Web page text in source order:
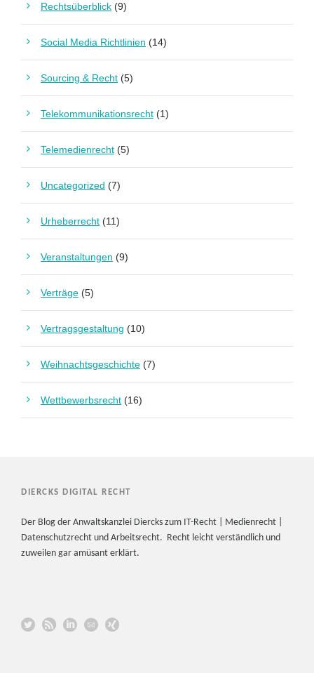
Rechtsüberblick (9)
Social Media Richtlinien (14)
Sourcing & Recht (5)
Telekommunikationsrecht (1)
Telemedienrecht (5)
Uncategorized (7)
Urheberrecht (11)
Veranstaltungen (9)
Verträge (5)
Vertragsgestaltung (10)
Weihnachtsgeschichte (7)
Wettbewerbsrecht (16)
DIERCKS DIGITAL RECHT
Der Blog der Anwaltskanzlei Diercks zum IT-Recht | Medienrecht |
Datenschutzrecht und Arbeitsrecht. Recht leicht verständlich und
zuweilen gar amüsant erklärt.